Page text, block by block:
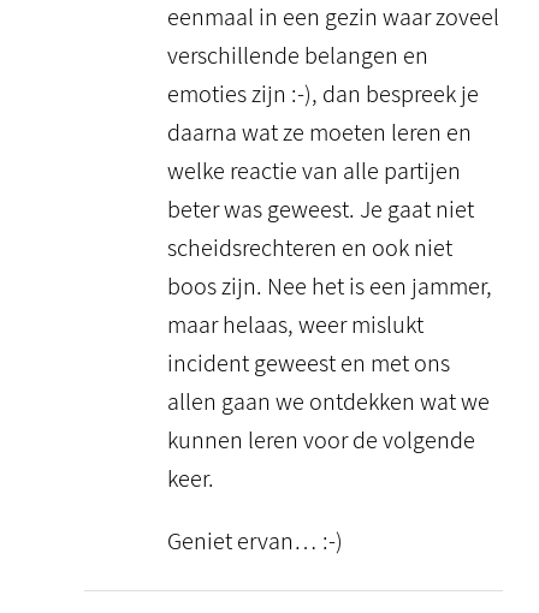
eenmaal in een gezin waar zoveel
verschillende belangen en
emoties zijn :-), dan bespreek je
daarna wat ze moeten leren en
welke reactie van alle partijen
beter was geweest. Je gaat niet
scheidsrechteren en ook niet
boos zijn. Nee het is een jammer,
maar helaas, weer mislukt
incident geweest en met ons
allen gaan we ontdekken wat we
kunnen leren voor de volgende
keer.
Geniet ervan… :-)